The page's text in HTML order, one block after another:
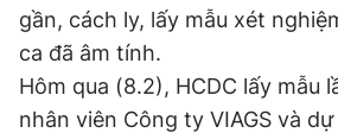
gần, cách ly, lấy mẫu xét
ca đã âm tính.
Hôm qua (8.2), HCDC lấy mẫu
nhân viên Công ty VIAGS và